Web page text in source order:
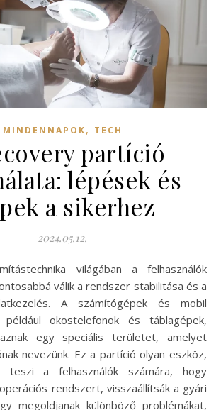
MINDENNAPOK, TECH
partíció
lépések és
a sikerhez
2024.05.12.
válik a rendszer stabilitása és a
A számítógépek és mobil
okostelefonok és táblagépek,
egy speciális területet, amelyet
nevezünk. Ez a partíció olyan eszköz,
teszi a felhasználók számára, hogy
rendszert, visszaállítsák a gyári
megoldjanak különböző problémákat,